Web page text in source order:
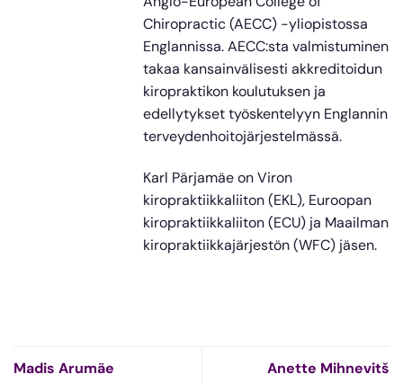
Chiropractic (AECC) -yliopistossa
Englannissa. AECC:sta valmistuminen
takaa kansainvälisesti akkreditoidun
kiropraktikon koulutuksen ja
edellytykset työskentelyyn Englannin
terveydenhoitojärjestelmässä.
Karl Pärjamäe on Viron
kiropraktiikkaliiton (EKL), Euroopan
kiropraktiikkaliiton (ECU) ja Maailman
kiropraktiikkajärjestön (WFC) jäsen.
Madis Arumäe Anette Mihnevitš